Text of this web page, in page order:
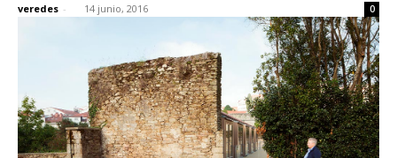
veredes - 14 junio, 2016 0